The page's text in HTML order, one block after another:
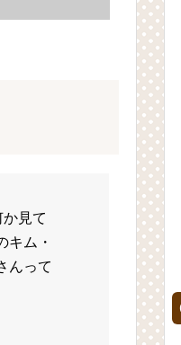
見て
ム・
んって